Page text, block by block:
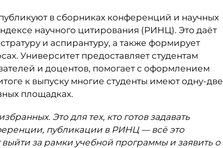
в сборниках конференций и научных
научного цитирования (РИНЦ). Это даёт
и аспирантуру, а также формирует
Университет предоставляет студентам
и доцентов, помогает с оформлением
к выпуску многие студенты имеют одну-две
площадках.
Это для тех, кто готов задавать
публикации в РИНЦ — всё это
за рамки учебной программы и заявить о